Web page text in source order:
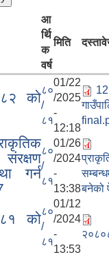
आ
र्थि
क
वर्ष
मिति
को८०
/
८१
01/22
/2025
-
12:18
गर्न
८०
/
८१
01/26
/2024
-
13:38बनेको
को८०
/
८१
01/12
/2024
-
13:53